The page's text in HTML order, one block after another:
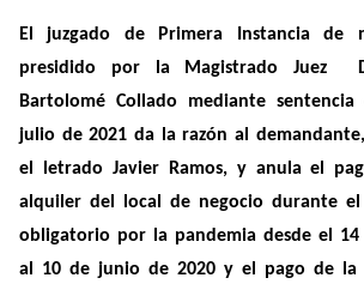
El juzgado de Primera Instancia de
presidido por la Magistrado Juez
Bartolomé Collado mediante
julio de 2021 da la razón al
el letrado Javier Ramos, y anula el
alquiler del local de negocio durante
obligatorio por la pandemia desde el 14
al 10 de junio de 2020 y el pago de